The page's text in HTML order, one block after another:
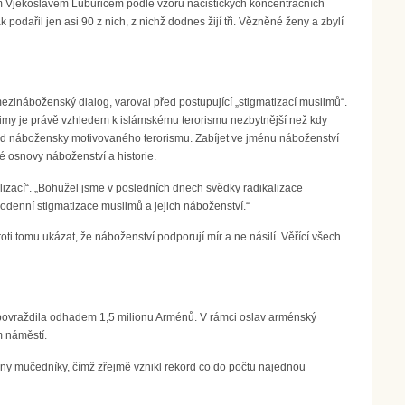
Luburićem podle vzoru nacistických koncentračních
podařil jen asi 90 z nich, z nichž dodnes žijí tři. Vězněné ženy a zbylí
dialog, varoval před postupující „stigmatizací muslimů“.
je právě vzhledem k islámskému terorismu nezbytnější než kdy
motivovaného terorismu. Zabíjet ve jménu náboženství
osnovy náboženství a historie.
„Bohužel jsme v posledních dnech svědky radikalizace
stigmatizace muslimů a jejich náboženství.“
tomu ukázat, že náboženství podporují mír a ne násilí. Věřící všech
odhadem 1,5 milionu Arménů. V rámci oslav arménský
náměstí.
mučedníky, čímž zřejmě vznikl rekord co do počtu najednou